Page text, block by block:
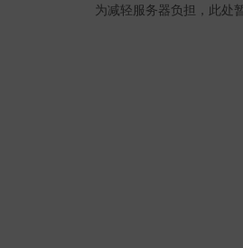
为减轻服务器负担，此处